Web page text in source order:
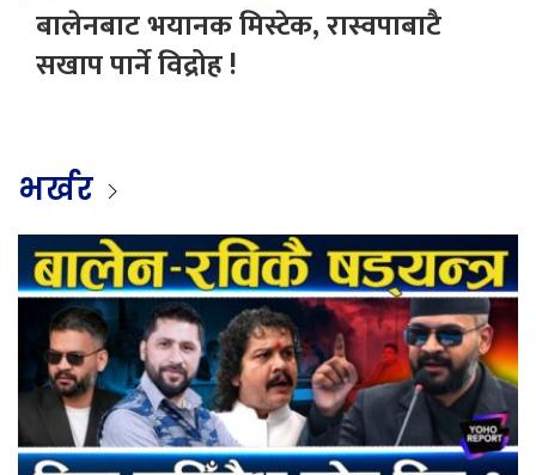
बालेनबाट भयानक मिस्टेक, रास्वपाबाटै
सखाप पार्ने विद्रोह !
भर्खर